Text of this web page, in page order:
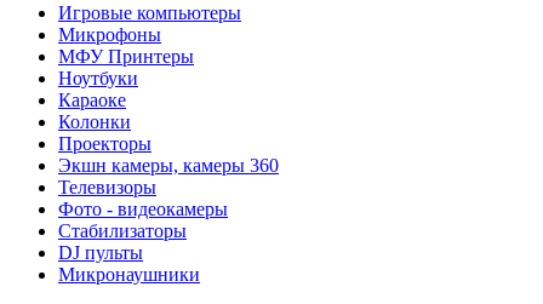
Игровые компьютеры
Микрофоны
МФУ Принтеры
Ноутбуки
Караоке
Колонки
Проекторы
Экшн камеры, камеры 360
Телевизоры
Фото - видеокамеры
Стабилизаторы
DJ пульты
Микронаушники